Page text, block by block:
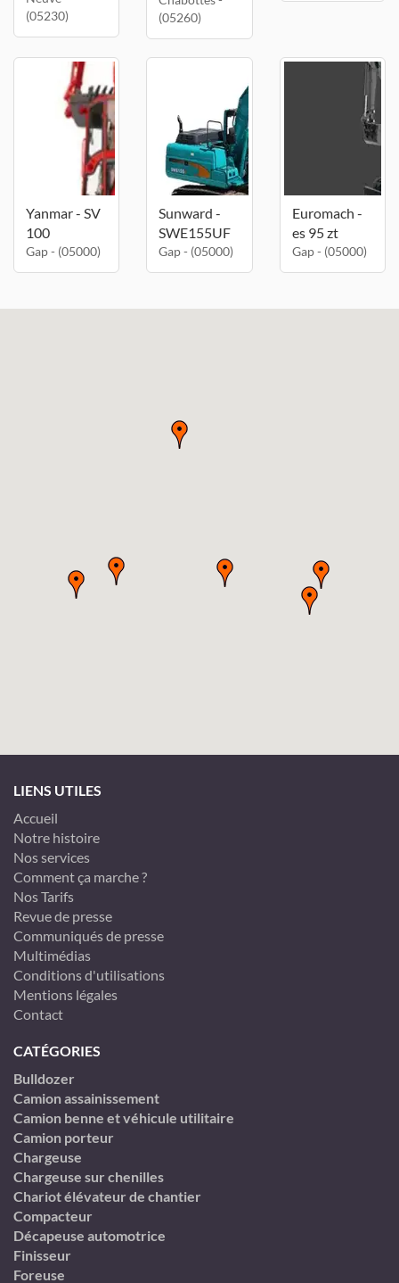
(05230)
(05260)
Yanmar - SV
100
Gap - (05000)
Sunward -
SWE155UF
Gap - (05000)
Euromach -
es 95 zt
Gap - (05000)
LIENS UTILES
Accueil
Notre histoire
Nos services
Comment ça marche ?
Nos Tarifs
Revue de presse
Communiqués de presse
Multimédias
Conditions d'utilisations
Mentions légales
Contact
CATÉGORIES
Bulldozer
Camion assainissement
Camion benne et véhicule utilitaire
Camion porteur
Chargeuse
Chargeuse sur chenilles
Chariot élévateur de chantier
Compacteur
Décapeuse automotrice
Finisseur
Foreuse